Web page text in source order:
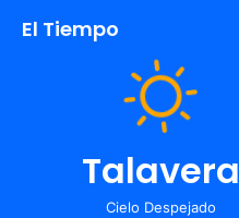
El Tiempo
Talavera
Cielo Despejado